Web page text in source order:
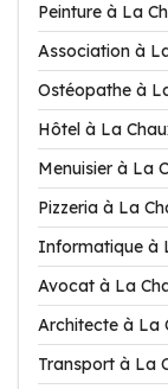
Peinture à La
Association à
Ostéopathe à
Hôtel à La
Menuisier à La
Pizzeria à La
Informatique à
Avocat à La
Architecte à La
Transport à La